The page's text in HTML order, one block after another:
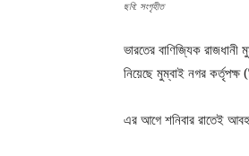
ছবি: সংগৃহীত
ভারতের বাণিজ্যিক রাজধানী
নিয়েছে মুম্বাই নগর কর্তৃপক্ষ
এর আগে শনিবার রাতেই